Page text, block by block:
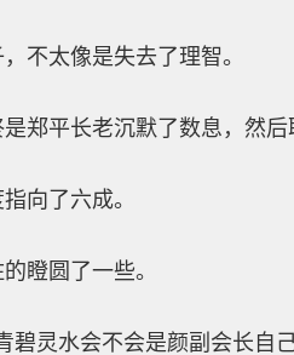
不太像是失去了理智。
郑平长老沉默了数息，然
向了六成。
瞪圆了一些。
碧灵水会不会是颜副会长